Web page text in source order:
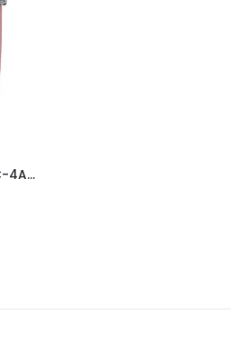
Часы Casio MQ-38UC-4ADF